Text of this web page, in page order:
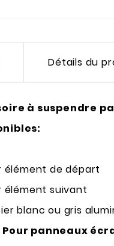
Détails du
à suspendre
élément de départ
élément suivant
blanc ou gris
panneaux